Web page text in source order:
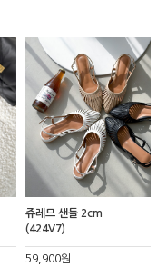
쥬레므 샌들 2cm
(424V7)
59,900원